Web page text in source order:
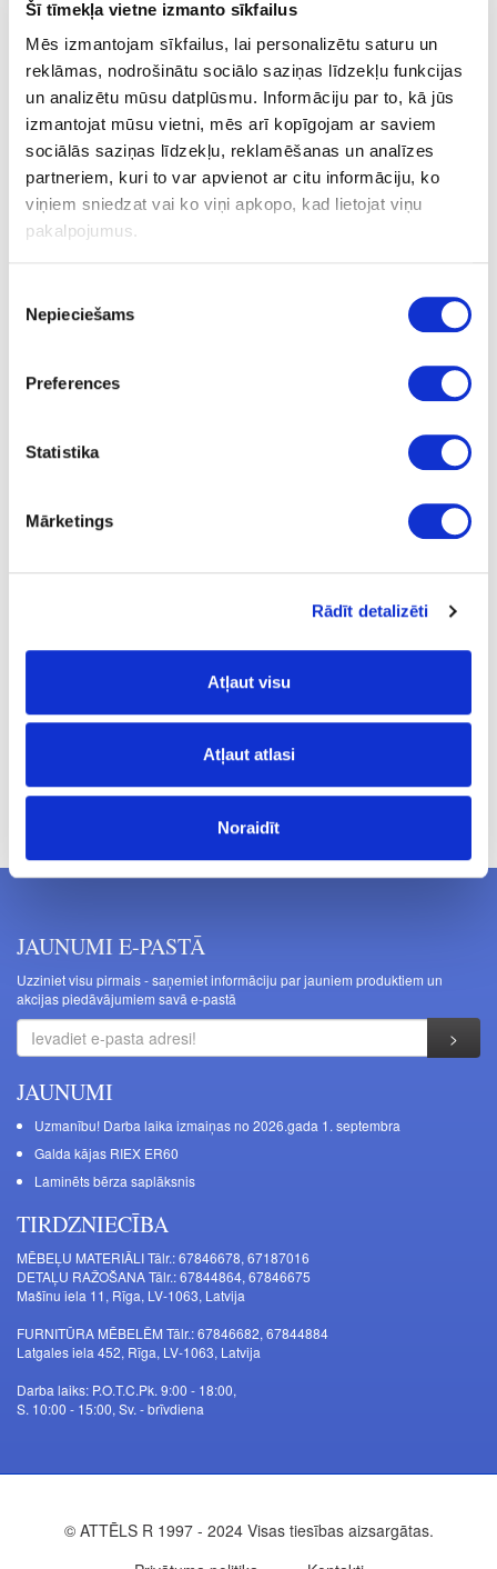
Šī tīmekļa vietne izmanto sīkfailus
Mēs izmantojam sīkfailus, lai personalizētu saturu un
reklāmas, nodrošinātu sociālo saziņas līdzekļu funkcijas
un analizētu mūsu datplūsmu. Informāciju par to, kā jūs
izmantojat mūsu vietni, mēs arī kopīgojam ar saviem
sociālās saziņas līdzekļu, reklamēšanas un analīzes
partneriem, kuri to var apvienot ar citu informāciju, ko
viņiem sniedzat vai ko viņi apkopo, kad lietojat viņu
pakalpojumus.
izvēle
Nepieciešams
Preferences
Statistika
Mārketings
Rādīt detalizēti
Atļaut visu
Atļaut atlasi
Noraidīt
Zāģripa ar smalkiem zobiem 254x2,4x30
W60
Uzdot jautājumu
Zāģripa ar smalkiem zobiem
2.4
109.49
Cenas norādītas bez PVN. Cenas var tikt mainītas bez iepriekšēja
JAUNUMI E-PASTĀ
Uzziniet visu pirmais - saņemiet informāciju par jauniem produktiem un
akcijas piedāvājumiem savā e-pastā
JAUNUMI
Uzmanību! Darba laika izmaiņas no 2026.gada 1. septembra
Galda kājas RIEX ER60
Laminēts bērza saplāksnis
TIRDZNIECĪBA
MĒBEĻU MATERIĀLI Tālr.: 67846678, 67187016
DETAĻU RAŽOŠANA Tālr.: 67844864, 67846675
Mašīnu iela 11, Rīga, LV-1063, Latvija
FURNITŪRA MĒBELĒM Tālr.: 67846682, 67844884
Latgales iela 452, Rīga, LV-1063, Latvija
Darba laiks: P.O.T.C.Pk. 9:00 - 18:00,
S. 10:00 - 15:00, Sv. - brīvdiena
© ATTĒLS R 1997 - 2024 Visas tiesības aizsargātas.